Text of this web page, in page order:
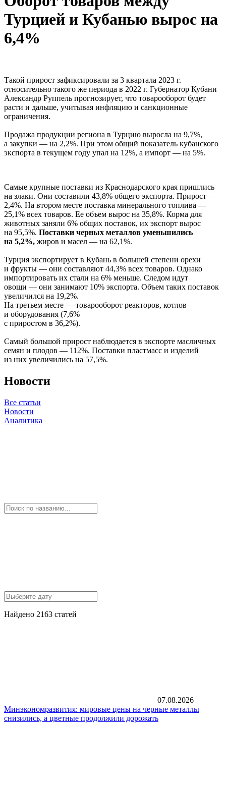
Турцией и Кубанью вырос на
6,4%
Такой прирост зафиксировали за 3 квартала 2023 г.
относительно такого же периода в 2022 г. Губернатор Кубани
Александр Руппель прогнозирует, что товарооборот будет
расти и дальше, учитывая инфляцию и санкционные
ограничения.
Продажа продукции региона в Турцию выросла на 9,7%,
а закупки — на 2,2%. При этом общий показатель кубанского
экспорта в текущем году упал на 12%, а импорт — на 5%.
Самые крупные поставки из Краснодарского края пришлись
на злаки. Они составили 43,8% общего экспорта. Прирост —
2,4%. На втором месте поставка минерального топлива —
25,1% всех товаров. Ее объем вырос на 35,8%. Корма для
животных заняли 6% общих поставок, их экспорт вырос
на 95,5%. Поставки черных металлов уменьшились
на 5,2%, жиров и масел — на 62,1%.
Турция экспортирует в Кубань в большей степени орехи
и фрукты — они составляют 44,3% всех товаров. Однако
импортировать их стали на 6% меньше. Следом идут
овощи — они занимают 10% экспорта. Объем таких поставок
увеличился на 19,2%.
На третьем месте — товарооборот реакторов, котлов
и оборудования (7,6%
с приростом в 36,2%).
Самый большой прирост наблюдается в экспорте масличных
семян и плодов — 112%. Поставки пластмасс и изделий
из них увеличились на 57,5%.
Новости
Все статьи
Новости
Аналитика
Найдено 2163 статей
07.08.2026
Минэкономразвития: мировые цены на черные металлы
снизились, а цветные продолжили дорожать